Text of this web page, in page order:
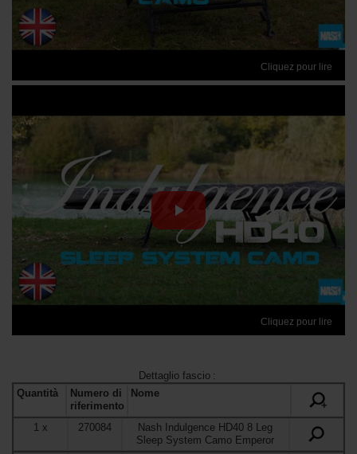
Cliquez pour lire
Cliquez pour lire
Dettaglio fascio :
Quantità
Numero di
riferimento
Nome
+
1x 270084
Nash Indulgence HD40 8 Leg
Sleep System Camo Emperor